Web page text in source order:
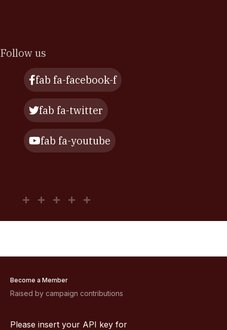
Follow us
fab fa-facebook-f
fab fa-twitter
fab fa-youtube
Become a Member
Raised by campaign contributions
Please insert your API key for